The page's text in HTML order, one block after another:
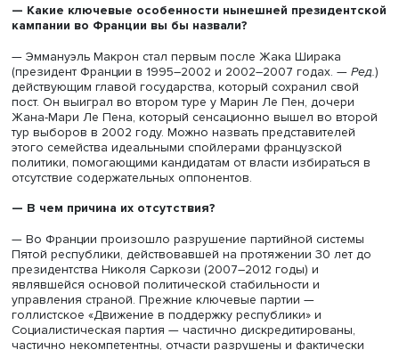
последствиях, в том числе для российско-французских
отношений, в интервью HSE Daily рассказал научный
международных исследований(ЦКЕМИ)факультета
экономики и мировой политикиНИУ ВШЭТимофей
— Какие ключевые особенности нынешней
кампании во Франции вы бы назвали?
— Эммануэль Макрон стал первым после Жака Ширака
(президент Франции в 1995–2002 и 2002–2007 годах.
пост. Он выиграл во втором туре у Марин Ле Пен,
Жана-Мари Ле Пена, который сенсационно вышел во
тур выборов в 2002 году. Можно назвать
этого семейства идеальными спойлерами французской
политики, помогающими кандидатам от власти
отсутствие содержательных оппонентов.
— В чем причина их отсутствия?